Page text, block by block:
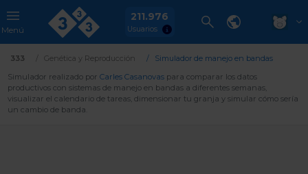
Menú
211.976
Usuarios
333 Genética y Reproducción
Simulador de manejo en bandas
Simulador realizado por Carles Casanovaspara comparar los datos
productivos con sistemas de manejo en bandas a diferentes semanas,
visualizar el calendario de tareas, dimensionar tu granja y simular cómo sería
un cambio de banda.